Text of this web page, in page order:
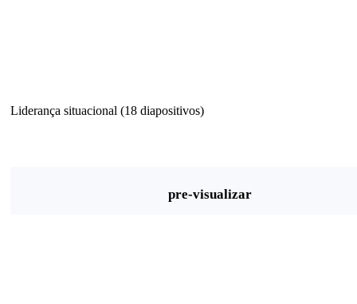
Liderança situacional (18 diapositivos)
pre-visualizar